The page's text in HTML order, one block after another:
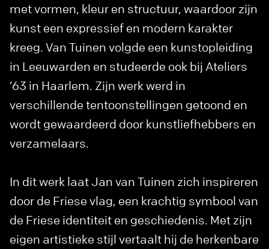
met vormen, kleur en structuur, waardoor zijn
kunst een expressief en modern karakter
kreeg. Van Tuinen volgde een kunstopleiding
in Leeuwarden en studeerde ook bij Ateliers
’63 in Haarlem. Zijn werk werd in
verschillende tentoonstellingen getoond en
wordt gewaardeerd door kunstliefhebbers en
verzamelaars.
In dit werk laat Jan van Tuinen zich inspireren
door de Friese vlag, een krachtig symbool van
de Friese identiteit en geschiedenis. Met zijn
eigen artistieke stijl vertaalt hij de herkenbare